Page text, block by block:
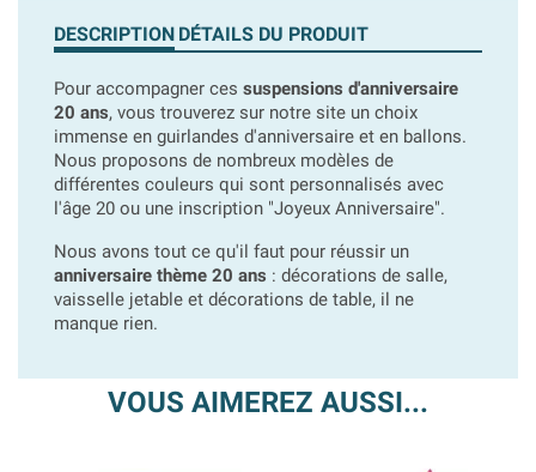
DESCRIPTION DÉTAILS DU PRODUIT
Pour accompagner ces suspensions d'anniversaire
20 ans, vous trouverez sur notre site un choix
immense en guirlandes d'anniversaire et en ballons.
Nous proposons de nombreux modèles de
différentes couleurs qui sont personnalisés avec
l'âge 20 ou une inscription "Joyeux Anniversaire".
Nous avons tout ce qu'il faut pour réussir un
anniversaire thème 20 ans : décorations de salle,
vaisselle jetable et décorations de table, il ne
manque rien.
VOUS AIMEREZ AUSSI...